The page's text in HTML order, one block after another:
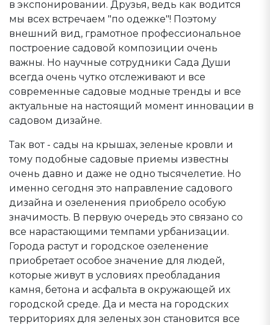
в экспонировании. Друзья, ведь как водится
мы всех встречаем "по одежке"! Поэтому
внешний вид, грамотное профессиональное
построение садовой композиции очень
важны. Но научные сотрудники Сада Души
всегда очень чутко отслеживают и все
современные садовые модные тренды и все
актуальные на настоящий момент инновации в
садовом дизайне.
Так вот - сады на крышах, зеленые кровли и
тому подобные садовые приемы известны
очень давно и даже не одно тысячелетие. Но
именно сегодня это направление садового
дизайна и озеленения приобрело особую
значимость. В первую очередь это связано со
все нарастающими темпами урбанизации.
Города растут и городское озеленение
приобретает особое значение для людей,
которые живут в условиях преобладания
камня, бетона и асфальта в окружающей их
городской среде. Да и места на городских
территориях для зеленых зон становится все